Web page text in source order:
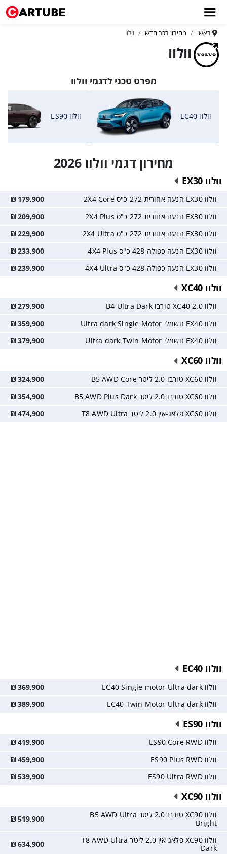
ראשי מחירון רכב חדש וולוו
וולוו
מפרט טכני לדגמי וולוו
וולוו EC40 וולוו ES90
מחירון דגמי וולוו 2026
וולוו EX30
וולוו EX30 הנעה אחורית 272 כ"ס 2X4 Core 179,900
₪
וולוו EX30 הנעה אחורית 272 כ"ס 2X4 Plus
209,900
₪
וולוו EX30 הנעה אחורית 272 כ"ס 2X4 Ultra
229,900
₪
וולוו EX30 הנעה כפולה 428 כ"ס 4X4 Plus
233,900
₪
וולוו EX30 הנעה כפולה 428 כ"ס 4X4 Ultra
239,900
₪
וולוו XC40
וולוו XC40 2.0 טורבו B4 Ultra Dark 279,900
₪
וולוו EX40 חשמלי Ultra dark Single Motor
359,900
₪
וולוו EX40 חשמלי Ultra dark Twin Motor
379,900
₪
וולוו XC60
וולוו XC60 טורבו 2.0 ליטר B5 AWD Core 324,900
₪
וולוו XC60 טורבו 2.0 ליטר B5 AWD Plus Dark
354,900
₪
וולוו XC60 פלאג-אין 2.0 ליטר T8 AWD Ultra
474,900
₪
וולוו EC40
וולוו EC40 Single motor Ultra dark 369,900
₪
וולוו EC40 Twin Motor Ultra dark
389,900
₪
וולוו ES90
וולוו ES90 Core RWD 419,900
₪
וולוו ES90 Plus RWD
459,900
₪
וולוו ES90 Ultra RWD
539,900
₪
וולוו XC90
וולוו XC90 טורבו 2.0 ליטר B5 AWD Ultra
Bright
519,900
₪
וולוו XC90 פלאג-אין 2.0 ליטר T8 AWD Ultra
Dark
634,900
₪